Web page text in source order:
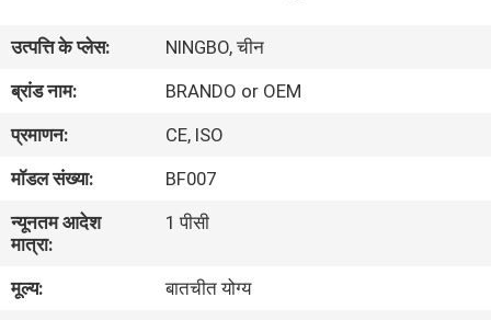
हमारे
बारे
में
कारखाने
का
उत्पत्ति के प्लेस:
NINGBO, चीन
ब्रांड नाम:
BRANDO or OEM
प्रमाणन:
CE, ISO
मॉडल संख्या:
BF007
न्यूनतम आदेश
मात्रा:
1 पीसी
मूल्य:
बातचीत योग्य